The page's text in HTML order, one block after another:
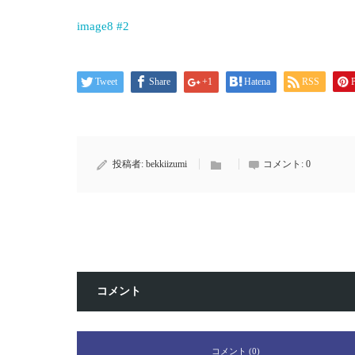
image8 #2
Tweet Share +1 Hatena RSS
投稿者: bekkiizumi コメント: 0
コメント
コメント (0)